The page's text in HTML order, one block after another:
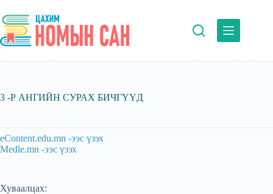
to
content
3 -Р АНГИЙН СУРАХ БИЧГҮҮД
eContent.edu.mn -ээс үзэх
Medle.mn -ээс үзэх
Хуваалцах: